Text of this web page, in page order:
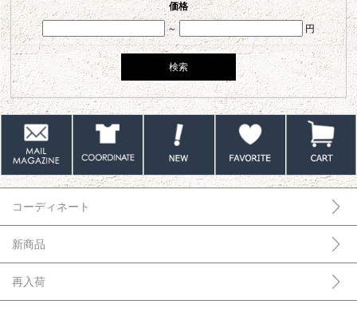
価格
～
円
コーディネート
新商品
再入荷